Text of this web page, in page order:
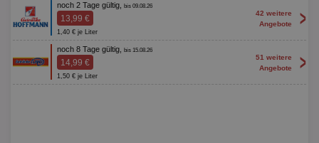
noch 2 Tage gültig, bis 09.08.26
13,99 €
1,40 € je Liter
42 weitere
Angebote
>
noch 8 Tage gültig, bis 15.08.26
14,99 €
1,50 € je Liter
51 weitere
Angebote
>